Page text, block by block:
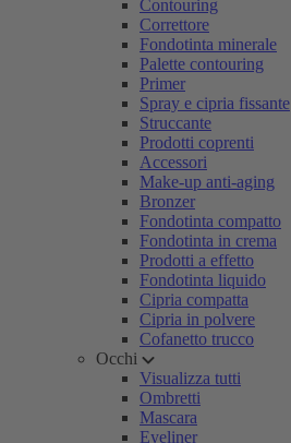
Contouring
Correttore
Fondotinta minerale
Palette contouring
Primer
Spray e cipria fissante
Struccante
Prodotti coprenti
Accessori
Make-up anti-aging
Bronzer
Fondotinta compatto
Fondotinta in crema
Prodotti a effetto
Fondotinta liquido
Cipria compatta
Cipria in polvere
Cofanetto trucco
Occhi
Visualizza tutti
Ombretti
Mascara
Eyeliner